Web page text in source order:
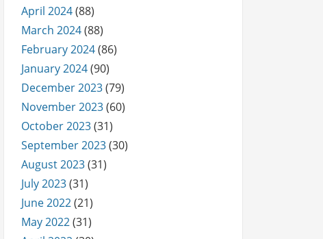
April 2024(88)
March 2024(88)
February 2024(86)
January 2024(90)
December 2023(79)
November 2023(60)
October 2023(31)
September 2023(30)
August 2023(31)
July 2023(31)
June 2022(21)
May 2022(31)